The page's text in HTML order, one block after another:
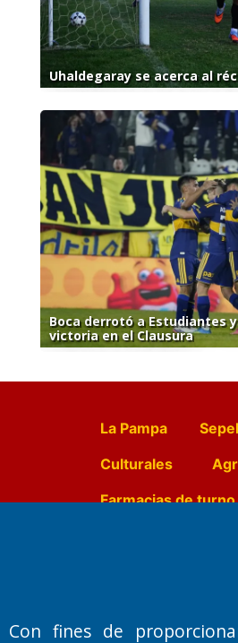
Uhaldegaray se acerca al
Boca derrotó a Estudiantes
victoria en el Clausura
La Pampa
Culturales
Farmacias de turno
Con fines de